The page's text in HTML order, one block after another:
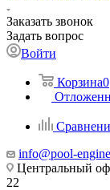
Заказать звонок
Задать вопрос
Войти
Корзина0
info@pool-
Центральный
22